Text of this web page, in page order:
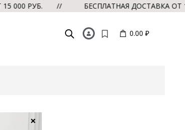
15 000 РУБ. // БЕСПЛАТНАЯ ДОСТАВКА
0.00 ₽
×